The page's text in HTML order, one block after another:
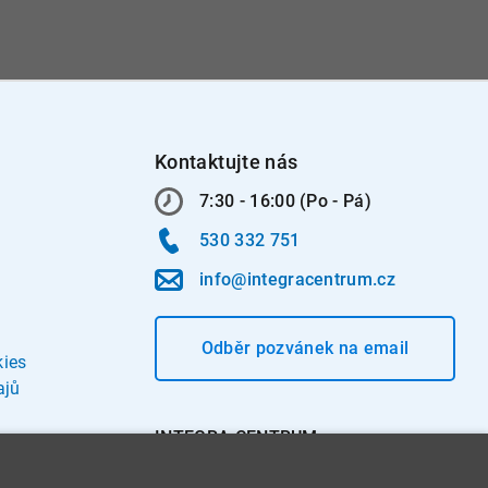
Kontaktujte nás
7:30 - 16:00 (Po - Pá)
530 332 751
info@integracentrum.cz
Odběr pozvánekna email
INTEGRA CENTRUM s.r.o.